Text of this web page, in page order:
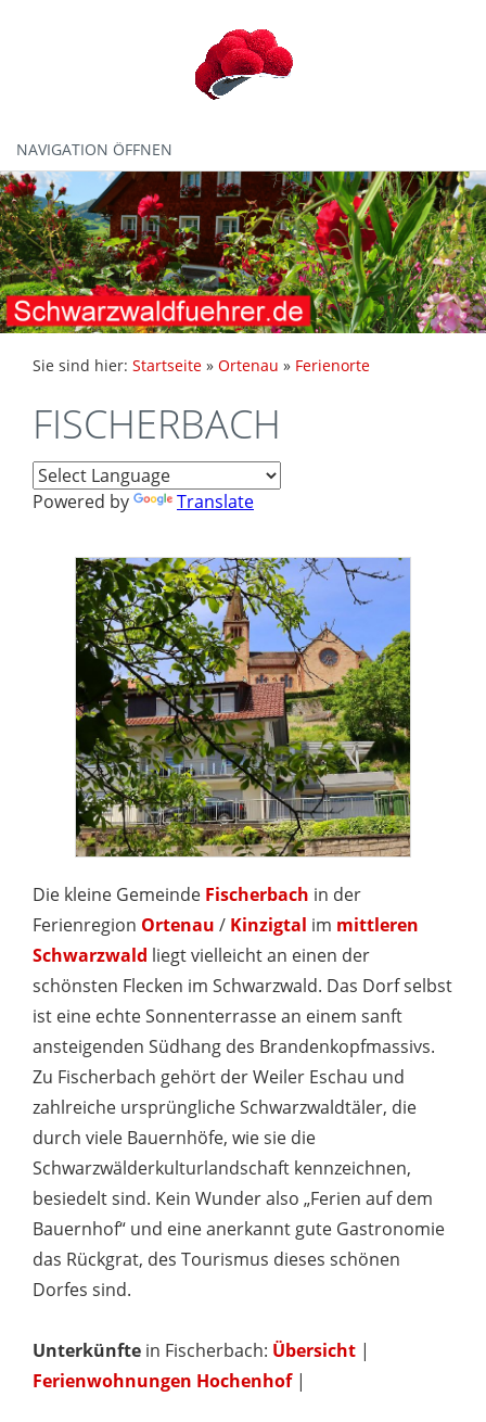
NAVIGATION ÖFFNEN
Sie sind hier: Startseite » Ortenau » Ferienorte
FISCHERBACH
Powered by Translate
Die kleine Gemeinde Fischerbach in der
Ferienregion Ortenau / Kinzigtal im mittleren
Schwarzwald liegt vielleicht an einen der
schönsten Flecken im Schwarzwald. Das Dorf selbst
ist eine echte Sonnenterrasse an einem sanft
ansteigenden Südhang des Brandenkopfmassivs.
Zu Fischerbach gehört der Weiler Eschau und
zahlreiche ursprüngliche Schwarzwaldtäler, die
durch viele Bauernhöfe, wie sie die
Schwarzwälderkulturlandschaft kennzeichnen,
besiedelt sind. Kein Wunder also „Ferien auf dem
Bauernhof“ und eine anerkannt gute Gastronomie
das Rückgrat, des Tourismus dieses schönen
Dorfes sind.
Unterkünfte in Fischerbach: Übersicht |
Ferienwohnungen Hochenhof|